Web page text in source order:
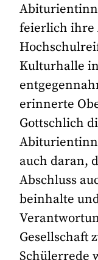
feierlich ihre
Kulturhalle
erinnerte
Gottschlich
auch daran,
Abschluss
beinhalte
Gesellschaft
Schülerrede